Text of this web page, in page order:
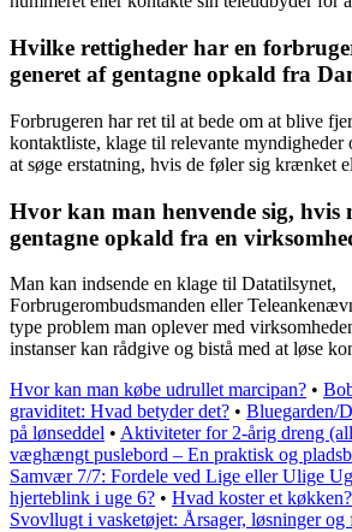
Hvilke rettigheder har en
generet af gentagne opkald fra
Forbrugeren har ret til at bede om at blive
kontaktliste, klage til relevante myndigheder
at søge erstatning, hvis de føler sig krænket
Hvor kan man henvende sig, hvis
gentagne opkald fra en
Man kan indsende en klage til Datatilsynet,
Forbrugerombudsmanden eller
type problem man oplever med
instanser kan rådgive og bistå med at løse
Hvor kan man købe udrullet marcipan? •
graviditet: Hvad betyder det? • Bluegarden/
på lønseddel • Aktiviteter for 2-årig dreng
væghængt puslebord – En praktisk og
Samvær 7/7: Fordele ved Lige eller Ulige
hjerteblink i uge 6? • Hvad koster et
Svovllugt i vasketøjet: Årsager, løsninger og